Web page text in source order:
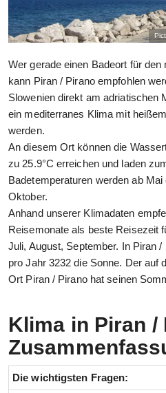
Wer gerade einen Badeort für
kann Piran / Pirano empfohlen
Slowenien direkt am adriatischen
ein mediterranes Klima mit
werden.
An diesem Ort können die
zu 25.9°C erreichen und laden
Badetemperaturen werden ab
Oktober.
Anhand unserer Klimadaten
Reisemonate als beste Reisezeit
Juli, August, September. In Piran
pro Jahr 3232 die Sonne. Der auf
Ort Piran / Pirano hat seinen
Klima in Piran /
Die wichtigsten Fragen: